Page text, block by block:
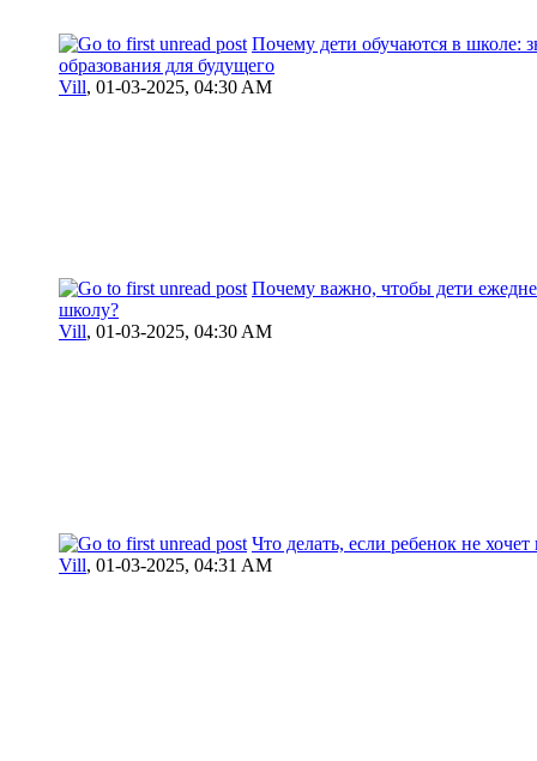
Почему дети обучаются в школе:
образования для будущего
Vill, 01-03-2025, 04:30 AM
Почему важно, чтобы дети
школу?
Vill, 01-03-2025, 04:30 AM
Что делать, если ребенок не
Vill, 01-03-2025, 04:31 AM